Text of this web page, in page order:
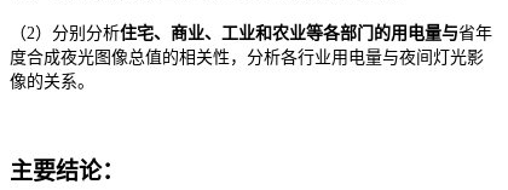
（2） 分别分析住宅、商业、工业和农业等各部门的用电量与省年
度合成夜光图像总值的相关性，分析各行业用电量与夜间灯光影
像的关系。
主要结论：